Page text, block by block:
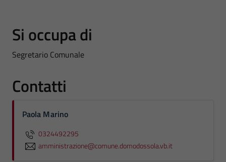
Si occupa di
Segretario Comunale
Contatti
Paola Marino
0324492295
amministrazione@comune.domodossola.vb.it